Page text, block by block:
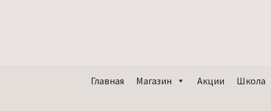
Главная Магазин Акции Школа